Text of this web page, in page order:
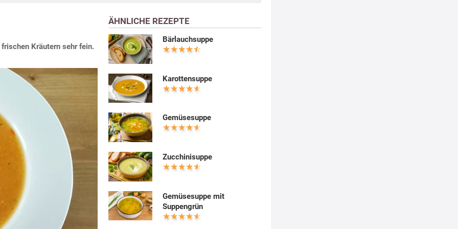
Kräutern sehr fein.
ÄHNLICHE REZEPTE
Bärlauchsuppe
Karottensuppe
Gemüsesuppe
Zucchinisuppe
Gemüsesuppe mit
Suppengrün